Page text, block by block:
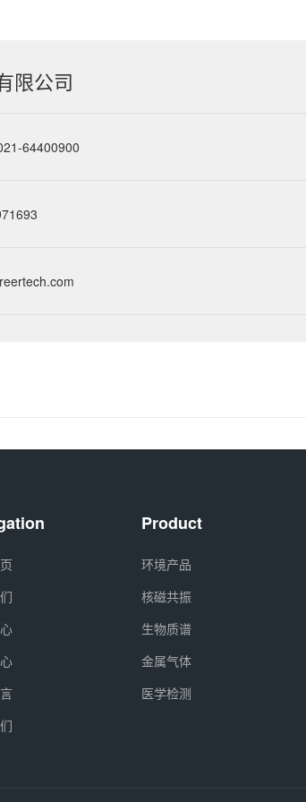
限公司
64400900
Product
环境产品
核磁共振
生物质谱
金属气体
医学检测